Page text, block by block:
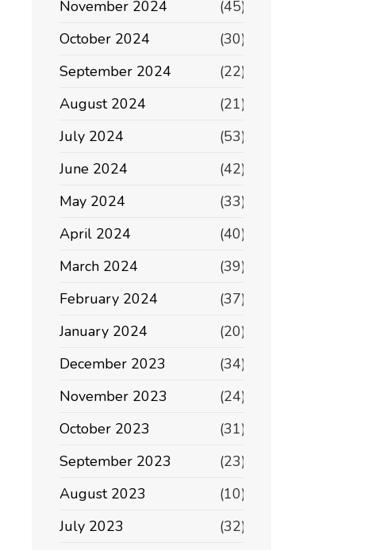
November 2024
(45)
October 2024
(30)
September 2024
(22)
August 2024
(21)
July 2024
(53)
June 2024
(42)
May 2024
(33)
April 2024
(40)
March 2024
(39)
February 2024
(37)
January 2024
(20)
December 2023
(34)
November 2023
(24)
October 2023
(31)
September 2023
(23)
August 2023
(10)
July 2023
(32)